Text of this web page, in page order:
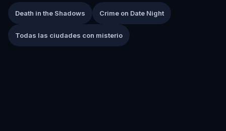
Death in the Shadows Crime on Date Night
Todas las ciudades con misterio